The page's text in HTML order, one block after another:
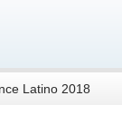
Latino 2018